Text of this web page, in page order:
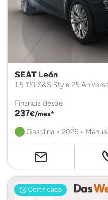
SEAT León
1.5 TSI S&S Style 25
Financia desde
237€/mes*
Gasolina • 2026 •
Certificado